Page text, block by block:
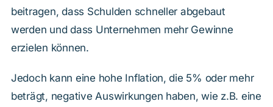
beitragen, dass Schulden schneller abgebaut
werden und dass Unternehmen mehr Gewinne
erzielen können.
Jedoch kann eine hohe Inflation, die 5% oder mehr
beträgt, negative Auswirkungen haben, wie z.B. eine